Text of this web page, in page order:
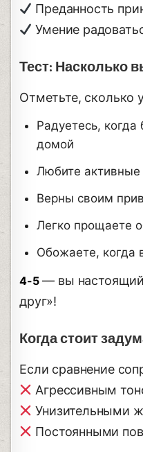
Преданность
Умение
Тест: Насколько
Отметьте, сколько
Радуетесь, когда
домой
Любите активные
Верны своим
Легко прощаете
Обожаете, когда
4-5— вы настоящий
друг»!
Когда стоит
Если сравнение
Агрессивным
Унизительными
Постоянными